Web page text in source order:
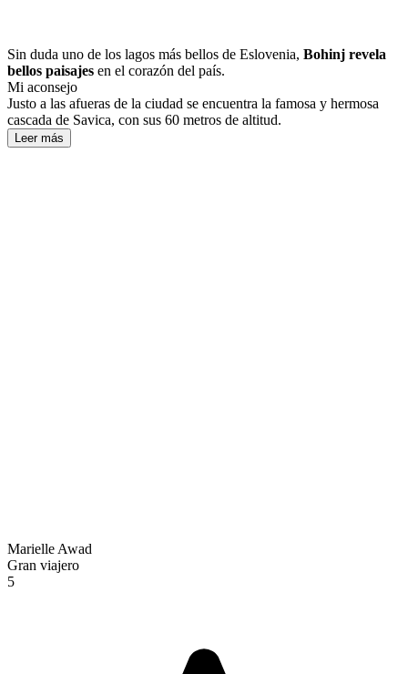
Sin duda uno de los lagos más bellos de Eslovenia, Bohinj revela
bellos paisajes en el corazón del país.
Mi aconsejo
Justo a las afueras de la ciudad se encuentra la famosa y hermosa
cascada de Savica, con sus 60 metros de altitud.
Leer más
Marielle Awad
Gran viajero
5